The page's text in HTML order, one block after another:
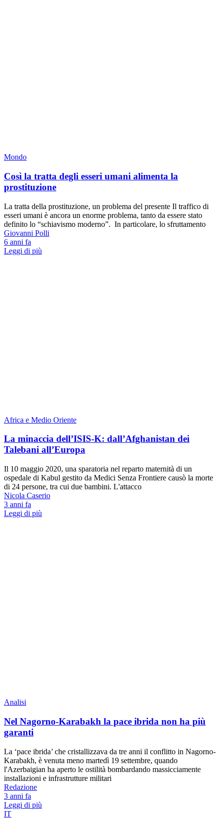
Mondo
Così la tratta degli esseri umani alimenta la
prostituzione
La tratta della prostituzione, un problema del presente Il traffico di
esseri umani è ancora un enorme problema, tanto da essere stato
definito lo “schiavismo moderno”. In particolare, lo sfruttamento
Giovanni Polli
6 anni fa
Leggi di più
Africa e Medio Oriente
La minaccia dell’ISIS-K: dall’Afghanistan dei
Talebani all’Europa
Il 10 maggio 2020, una sparatoria nel reparto maternità di un
ospedale di Kabul gestito da Medici Senza Frontiere causò la morte
di 24 persone, tra cui due bambini. L'attacco
Nicola Caserio
3 anni fa
Leggi di più
Analisi
Nel Nagorno-Karabakh la pace ibrida non ha più
garanti
La ‘pace ibrida’ che cristallizzava da tre anni il conflitto in Nagorno-
Karabakh, è venuta meno martedì 19 settembre, quando
l'Azerbaigian ha aperto le ostilità bombardando massicciamente
installazioni e infrastrutture militari
Redazione
3 anni fa
Leggi di più
IT